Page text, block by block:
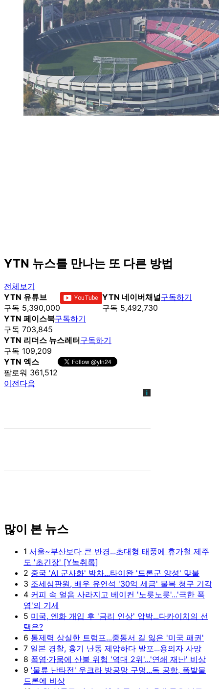
YTN 뉴스를 만나는 또 다른 방법
전체보기
YTN 유튜브
구독 5,390,000
YTN 네이버채널
구독 5,492,730
구독하기
YTN 페이스북
구독 703,845
구독하기
YTN 리더스 뉴스레터
구독 109,209
구독하기
YTN 엑스
팔로워 361,512
이전다음
많이 본 뉴스
1 서울~부산보다 큰 반경...초대형 태풍에 휴가철 제주
도 '초긴장' [Y녹취록]
2 중국 'AI 군사화' 박차...타이완 '드론군 양성' 맞불
3 조세심판원, 배우 유연석 '30억 세금' 불복 청구 기각
4 커피 속 얼음 사라지고 베이컨 '노릇노릇'...'극한 폭
염'의 기세
5 미국, 엔화 개입 후 '금리 인상' 압박...다카이치의 선
택은?
6 통제력 상실한 트럼프...중동서 길 잃은 '미국 패권'
7 일본 경찰, 흉기 난동 제압하다 발포...용의자 사망
8 폭염·가뭄에 산불 위험 '역대 2위'...'연쇄 재난' 비상
9 '물류 난타전' 우크라 방공망 구멍...독 공항, 폭발물
드론에 비상